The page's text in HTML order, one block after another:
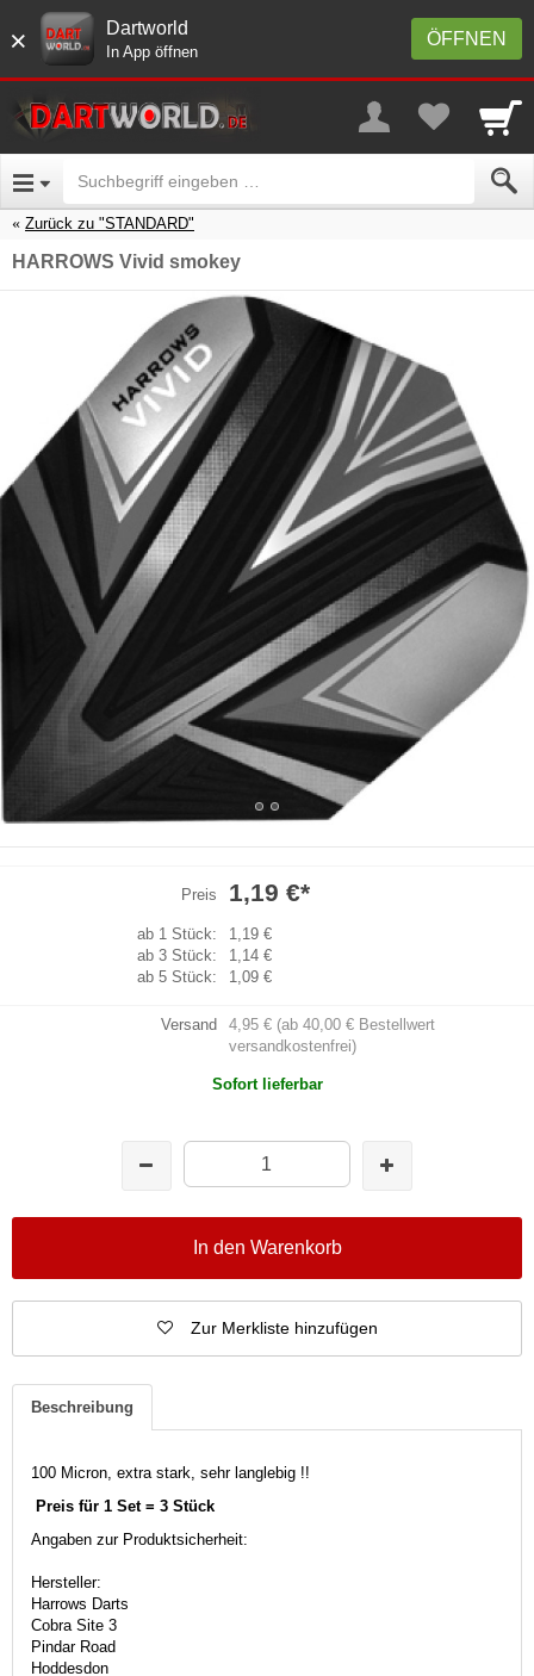
× ÖFFNEN
Dartworld
In App öffnen
Zurück zu "STANDARD"
HARROWS Vivid smokey
Preis 1,19 €*
ab 1 Stück:
1,19 €
ab 3 Stück:
1,14 €
ab 5 Stück:
1,09 €
Versand
4,95 € (ab 40,00 € Bestellwert
versandkostenfrei)
Sofort lieferbar
In den Warenkorb
Zur Merkliste hinzufügen
Beschreibung
100 Micron, extra stark, sehr langlebig !!
Preis für 1 Set = 3 Stück
Angaben zur Produktsicherheit:
Hersteller:
Harrows Darts
Cobra Site 3
Pindar Road
Hoddesdon